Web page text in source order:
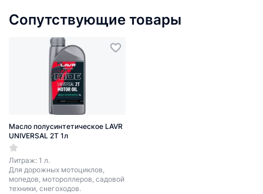
Сопутствующие товары
Масло полусинтетическое LAVR
UNIVERSAL 2T 1л
Литраж: 1 л.
Для дорожных мотоциклов,
мопедов, мотороллеров, садовой
техники, снегоходов.